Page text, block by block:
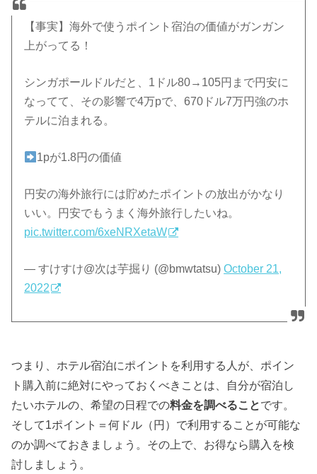
【事実】海外で使うポイント宿泊の価値がガンガン
上がってる！
シンガポールドルだと、1ドル80→105円まで円安に
なってて、その影響で4万pで、670ドル7万円強のホ
テルに泊まれる。
1pが1.8円の価値
円安の海外旅行には貯めたポイントの放出がかなり
いい。円安でもうまく海外旅行したいね。
pic.twitter.com/6xeNRXetaW
— すけすけ@次は芋掘り (@bmwtatsu)October 21,
2022
つまり、ホテル宿泊にポイントを利用する人が、ポイン
ト購入前に絶対にやっておくべきことは、自分が宿泊し
たいホテルの、希望の日程での料金を調べることです。
そして1ポイント＝何ドル（円）で利用することが可能な
のか調べておきましょう。その上で、お得なら購入を検
討しましょう。